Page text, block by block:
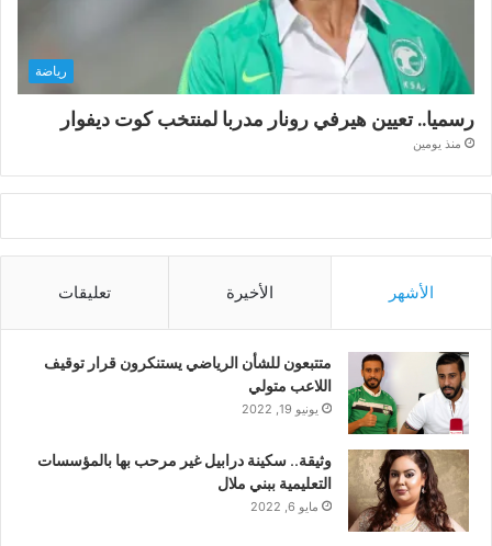
رياضة
رسميا.. تعيين هيرفي رونار مدربا لمنتخب كوت ديفوار
منذ يومين
الأشهر الأخيرة تعليقات
متتبعون للشأن الرياضي يستنكرون قرار توقيف
اللاعب متولي
يونيو 19, 2022
وثيقة.. سكينة درابيل غير مرحب بها بالمؤسسات
التعليمية ببني ملال
مايو 6, 2022